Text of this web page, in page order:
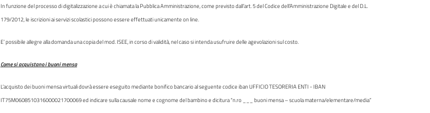
In funzione del processo di digitalizzazione a cui è chiamata la Pubblica Amministrazione, come previsto dall’art. 5 del Codice dell’Amministrazione Digitale e del D.L.
179/2012, le iscrizioni ai servizi scolastici possono essere effettuati unicamente on line.
E’ possibile allegre alla domanda una copia del mod. ISEE, in corso di validità, nel caso si intenda usufruire delle agevolazioni sul costo.
Come si acquistano i buoni mensa
L’acquisto dei buoni mensa virtuali dovrà essere eseguito mediante bonifico bancario al seguente codice iban UFFICIO TESORERIA ENTI - IBAN
IT75M0608510316000021700069 ed indicare sulla causale nome e cognome del bambino e dicitura “n.ro ___ buoni mensa – scuola materna/elementare/media”